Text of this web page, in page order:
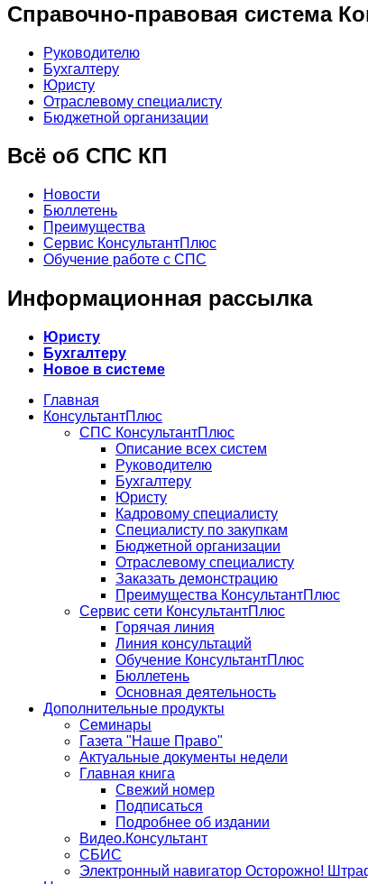
Справочно-правовая система
Руководителю
Бухгалтеру
Юристу
Отраслевому специалисту
Бюджетной организации
Всё об СПС КП
Новости
Бюллетень
Преимущества
Сервис КонсультантПлюс
Обучение работе с СПС
Информационная рассылка
Юристу
Бухгалтеру
Новое в системе
Главная
КонсультантПлюс
СПС КонсультантПлюс
Описание всех систем
Руководителю
Бухгалтеру
Юристу
Кадровому специалисту
Специалисту по закупкам
Бюджетной организации
Отраслевому специалисту
Заказать демонстрацию
Преимущества КонсультантПлюс
Сервис сети КонсультантПлюс
Горячая линия
Линия консультаций
Обучение КонсультантПлюс
Бюллетень
Основная деятельность
Дополнительные продукты
Семинары
Газета "Наше Право"
Актуальные документы недели
Главная книга
Свежий номер
Подписаться
Подробнее об издании
Видео.Консультант
СБИС
Электронный навигатор Осторожно!